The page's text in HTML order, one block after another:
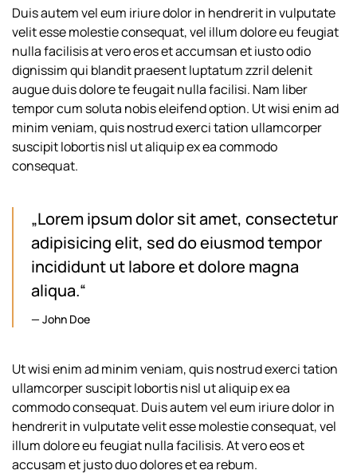
Duis autem vel eum iriure dolor in hendrerit in vulputate
velit esse molestie consequat, vel illum dolore eu feugiat
nulla facilisis at vero eros et accumsan et iusto odio
dignissim qui blandit praesent luptatum zzril delenit
augue duis dolore te feugait nulla facilisi. Nam liber
tempor cum soluta nobis eleifend option. Ut wisi enim ad
minim veniam, quis nostrud exerci tation ullamcorper
suscipit lobortis nisl ut aliquip ex ea commodo
consequat.
„Lorem ipsum dolor sit amet, consectetur
adipisicing elit, sed do eiusmod tempor
incididunt ut labore et dolore magna
aliqua.“
John Doe
Ut wisi enim ad minim veniam, quis nostrud exerci tation
ullamcorper suscipit lobortis nisl ut aliquip ex ea
commodo consequat. Duis autem vel eum iriure dolor in
hendrerit in vulputate velit esse molestie consequat, vel
illum dolore eu feugiat nulla facilisis. At vero eos et
accusam et justo duo dolores et ea rebum.